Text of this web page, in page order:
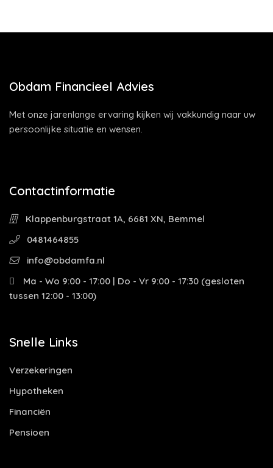
Obdam Financieel Advies
Met onze jarenlange ervaring kijken wij vakkundig naar uw
persoonlijke situatie en wensen.
Contactinformatie
Klappenburgstraat 1A, 6681 XN, Bemmel
0481464855
info@obdamfa.nl
Ma - Wo 9:00 - 17:00 | Do - Vr 9:00 - 17:30 (gesloten
tussen 12:00 - 13:00)
Snelle Links
Verzekeringen
Hypotheken
Financiën
Pensioen